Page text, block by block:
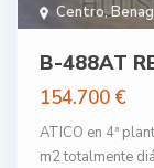
Centro,
B-488AT
154.700 €
ATICO en 4ª
m2 totalmente